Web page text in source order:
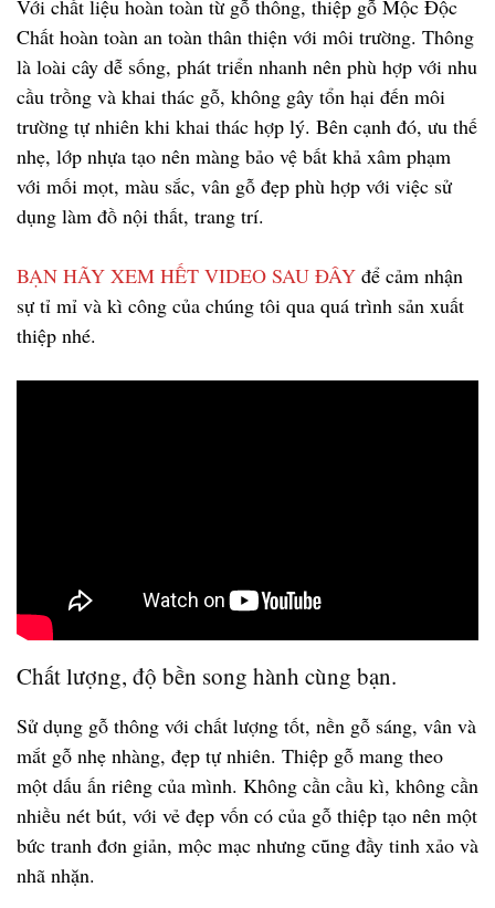
Với chất liệu hoàn toàn từ gỗ thông, thiệp gỗ Mộc Độc
Chất hoàn toàn an toàn thân thiện với môi trường. Thông
là loài cây dễ sống, phát triển nhanh nên phù hợp với nhu
cầu trồng và khai thác gỗ, không gây tổn hại đến môi
trường tự nhiên khi khai thác hợp lý. Bên cạnh đó, ưu thế
nhẹ, lớp nhựa tạo nên màng bảo vệ bất khả xâm phạm
với mối mọt, màu sắc, vân gỗ đẹp phù hợp với việc sử
dụng làm đồ nội thất, trang trí.
BẠN HÃY XEM HẾT VIDEO SAU ĐÂY để cảm nhận
sự tỉ mỉ và kì công của chúng tôi qua quá trình sản xuất
thiệp nhé.
Chất lượng, độ bền song hành cùng bạn.
Sử dụng gỗ thông với chất lượng tốt, nền gỗ sáng, vân và
mắt gỗ nhẹ nhàng, đẹp tự nhiên. Thiệp gỗ mang theo
một dấu ấn riêng của mình. Không cần cầu kì, không cần
nhiều nét bút, với vẻ đẹp vốn có của gỗ thiệp tạo nên một
bức tranh đơn giản, mộc mạc nhưng cũng đầy tinh xảo và
nhã nhặn.